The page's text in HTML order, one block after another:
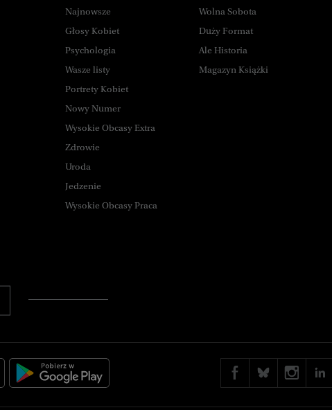
Najnowsze
Głosy Kobiet
Psychologia
Wasze listy
Portrety Kobiet
Nowy Numer
Wysokie Obcasy Extra
Zdrowie
Uroda
Jedzenie
Wysokie Obcasy Praca
Wolna Sobota
Duży Format
Ale Historia
Magazyn Książki